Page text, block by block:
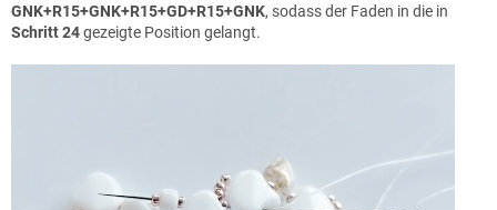
GNK+R15+GNK+R15+GD+R15+GNK, sodass der Faden in die in
Schritt 24gezeigte Position gelangt.